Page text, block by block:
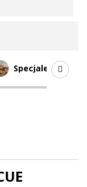
Specjale